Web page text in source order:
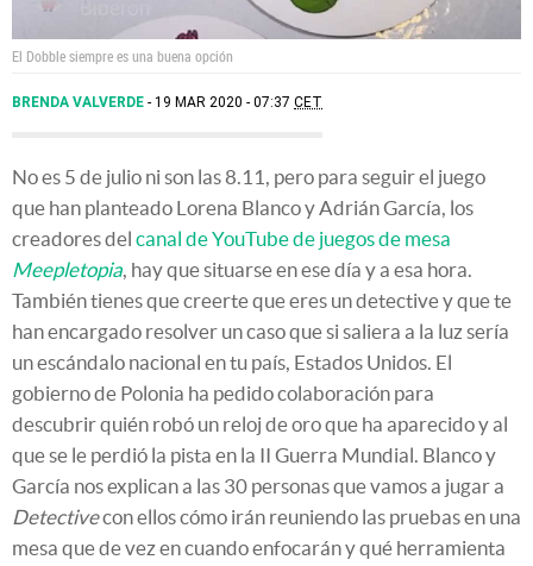
El Dobble siempre es una buena opción
BRENDA VALVERDE 19 MAR 2020 - 07:37 CET
No es 5 de julio ni son las 8.11, pero para seguir el juego
que han planteado Lorena Blanco y Adrián García, los
creadores del canal de YouTube de juegos de mesa
Meepletopia, hay que situarse en ese día y a esa hora.
También tienes que creerte que eres un detective y que te
han encargado resolver un caso que si saliera a la luz sería
un escándalo nacional en tu país, Estados Unidos. El
gobierno de Polonia ha pedido colaboración para
descubrir quién robó un reloj de oro que ha aparecido y al
que se le perdió la pista en la II Guerra Mundial. Blanco y
García nos explican a las 30 personas que vamos a jugar a
Detectivecon ellos cómo irán reuniendo las pruebas en una
mesa que de vez en cuando enfocarán y qué herramienta